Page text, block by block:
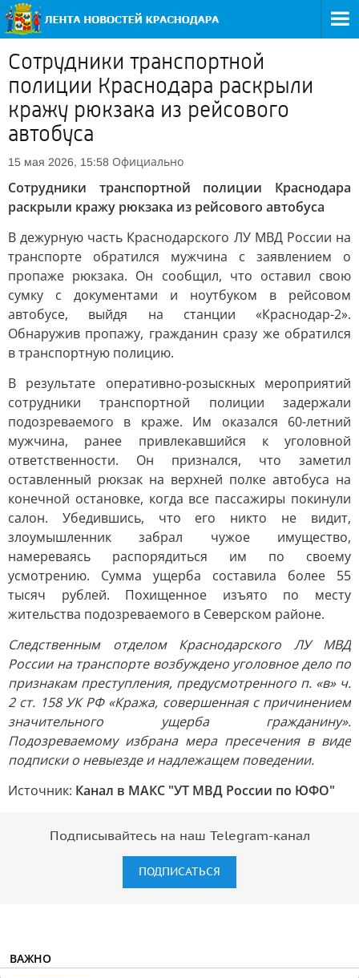
Сотрудники транспортной
полиции Краснодара раскрыли
кражу рюкзака из рейсового
автобуса
15 мая 2026, 15:58 Официально
Сотрудники транспортной полиции Краснодара
раскрыли кражу рюкзака из рейсового автобуса
В дежурную часть Краснодарского ЛУ МВД России на
транспорте обратился мужчина с заявлением о
пропаже рюкзака. Он сообщил, что оставил свою
сумку с документами и ноутбуком в рейсовом
автобусе, выйдя на станции «Краснодар-2».
Обнаружив пропажу, гражданин сразу же обратился
в транспортную полицию.
В результате оперативно-розыскных мероприятий
сотрудники транспортной полиции задержали
подозреваемого в краже. Им оказался 60-летний
мужчина, ранее привлекавшийся к уголовной
ответственности. Он признался, что заметил
оставленный рюкзак на верхней полке автобуса на
конечной остановке, когда все пассажиры покинули
салон. Убедившись, что его никто не видит,
злоумышленник забрал чужое имущество,
намереваясь распорядиться им по своему
усмотрению. Сумма ущерба составила более 55
тысяч рублей. Похищенное изъято по месту
жительства подозреваемого в Северском районе.
Следственным отделом Краснодарского ЛУ МВД
России на транспорте возбуждено уголовное дело по
признакам преступления, предусмотренного п. «в» ч.
2 ст. 158 УК РФ «Кража, совершенная с причинением
значительного ущерба гражданину».
Подозреваемому избрана мера пресечения в виде
подписки о невыезде и надлежащем поведении.
Источник: Канал в МАКС "УТ МВД России по ЮФО"
Подписывайтесь на наш Telegram-канал
ПОДПИСАТЬСЯ
ВАЖНО